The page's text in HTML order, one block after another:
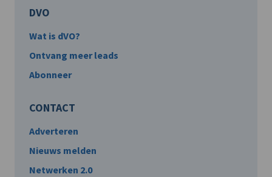
DVO
Wat is dVO?
Ontvang meer leads
Abonneer
CONTACT
Adverteren
Nieuws melden
Netwerken 2.0